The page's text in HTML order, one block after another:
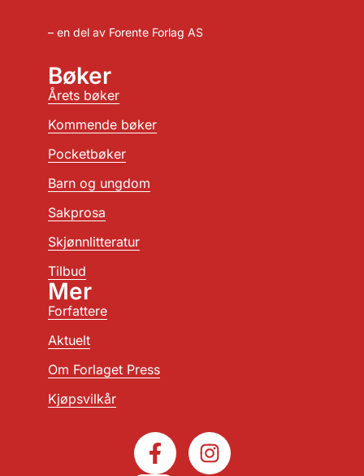
– en del av Forente Forlag AS
Bøker
Årets bøker
Kommende bøker
Pocketbøker
Barn og ungdom
Sakprosa
Skjønnlitteratur
Tilbud
Mer
Forfattere
Aktuelt
Om Forlaget Press
Kjøpsvilkår